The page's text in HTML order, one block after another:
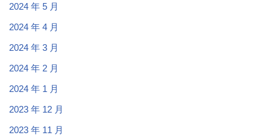
2024 年 5 月
2024 年 4 月
2024 年 3 月
2024 年 2 月
2024 年 1 月
2023 年 12 月
2023 年 11 月